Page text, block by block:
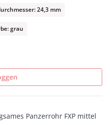
24,3 mm
grau
Panzerrohr FXP mittel